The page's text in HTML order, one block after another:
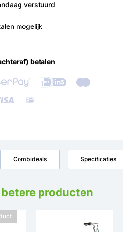
verstuurd
mogelijk
betalen
Combideals Specificaties
producten